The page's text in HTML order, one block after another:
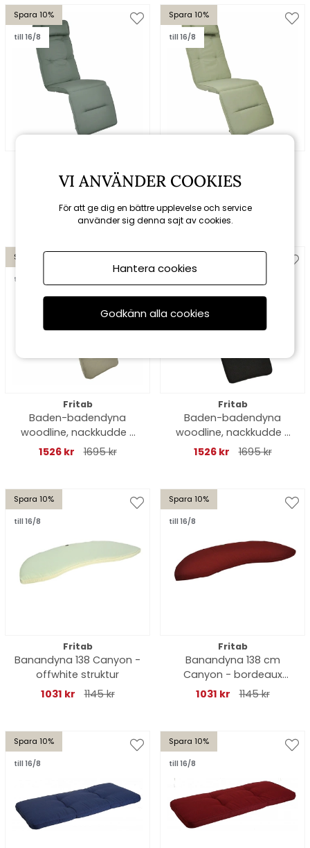
Spara 10%
till 16/8
Baden-badendyna
woodline, nackkudde -
mossgrön
1526 kr 1695 kr
Spara 10%
till 16/8
Baden-badendyna
woodline, nackkudde -
oliv
1526 kr 1695 kr
Spara 10%
till 16/8
Fritab
Baden-badendyna
woodline, nackkudde -
sand
1526 kr 1695 kr
Fritab
Baden-badendyna
woodline, nackkudde -
svart
1526 kr 1695 kr
Spara 10%
till 16/8
Fritab
Banandyna 138 Canyon -
offwhite struktur
1031 kr
1145 kr
Spara 10%
till 16/8
Fritab
Banandyna 138 cm
Canyon - bordeaux
struktur
1031 kr 1145 kr
Spara 10%
till 16/8
Spara 10%
till 16/8
VI ANVÄNDER COOKIES
För att ge dig en bättre upplevelse och service
använder sig denna sajt av cookies.
Hantera cookies
Godkänn alla cookies